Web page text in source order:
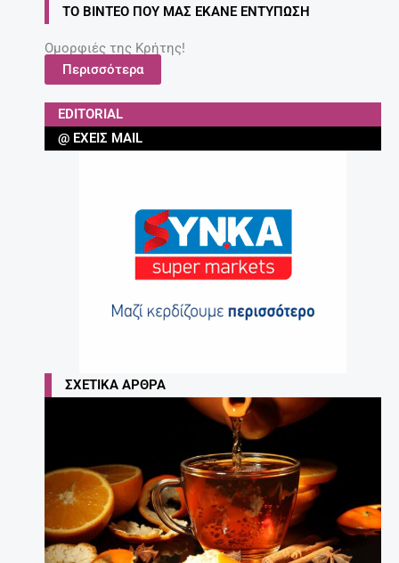
ΤΟ ΒΊΝΤΕΟ ΠΟΥ ΜΑΣ ΈΚΑΝΕ ΕΝΤΎΠΩΣΗ
Ομορφιές της Κρήτης!
Περισσότερα
EDITORIAL
@ ΈΧΕΙΣ MAIL
ΣΧΕΤΙΚΆ ΆΡΘΡΑ